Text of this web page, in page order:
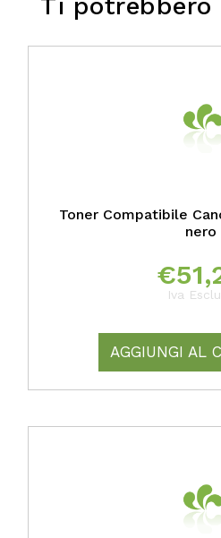
Ti potrebbero
Toner Compatibile
nero
€
Iva
AGGIUNGI AL